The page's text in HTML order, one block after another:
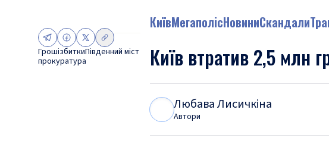
ГрошізбиткиПівденний міст
прокуратура
КиївМегаполісНовиниСкандали
Київ втратив 2,5 млн
Любава Лисичкіна
Автори